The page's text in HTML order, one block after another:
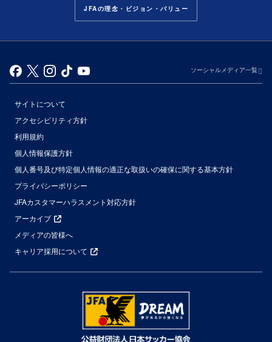
JFAの理念・ビジョン・バリュー
ソーシャルメディア一覧
サイトについて
アクセシビリティ方針
利用規約
個人情報保護方針
個人番号及び特定個人情報の適正な取扱いの確保に関する基本方針
プライバシーポリシー
JFAカスタマーハラスメント対応方針
アーカイブ
メディアの皆様へ
キャリア採用について